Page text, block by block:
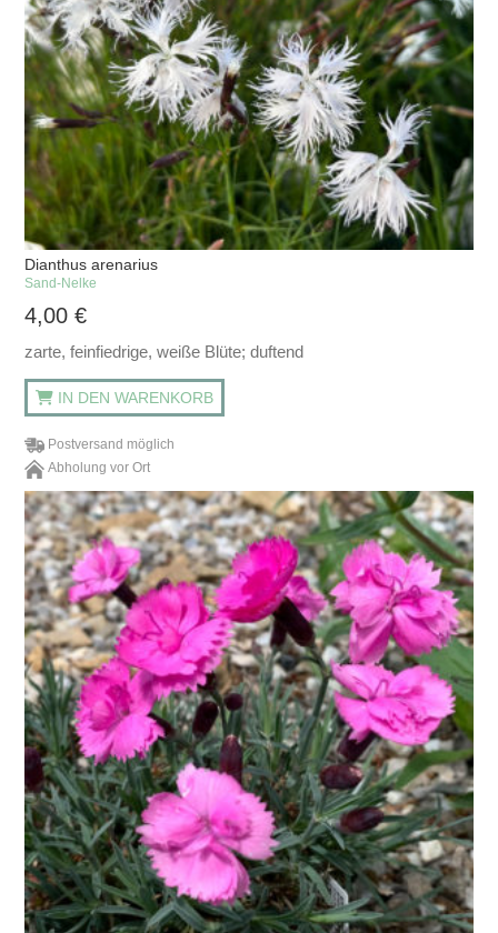
Dianthus arenarius
Sand-Nelke
4,00€
zarte, feinfiedrige, weiße Blüte; duftend
IN DEN WARENKORB
Postversand möglich
Abholung vor Ort